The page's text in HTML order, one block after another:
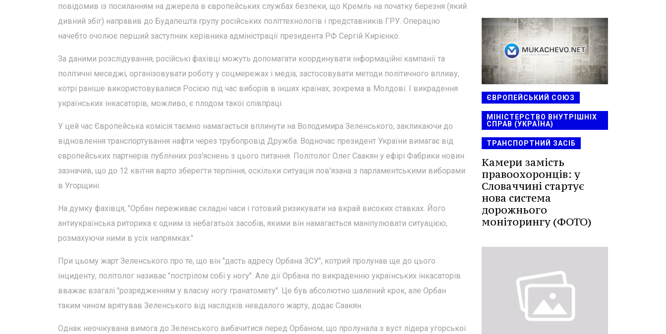
повідомив із посиланням на джерела в європейських службах безпеки, що Кремль на початку березня (який
дивний збіг) направив до Будапешта групу російських політтехнологів і представників ГРУ. Операцію
начебто очолює перший заступник керівника адміністрації президента РФ Сергій Кирієнко.
За даними розслідування, російські фахівці можуть допомагати координувати інформаційні кампанії та
політичні меседжі, організовувати роботу у соцмережах і медіа, застосовувати методи політичного впливу,
котрі раніше використовувалися Росією під час виборів в інших країнах, зокрема в Молдові. І викрадення
українських інкасаторів, можливо, є плодом такої співпраці.
У цей час Європейська комісія таємно намагається вплинути на Володимира Зеленського, закликаючи до
відновлення транспортування нафти через трубопровід Дружба. Водночас президент України вимагає від
європейських партнерів публічних роз'яснень з цього питання. Політолог Олег Саакян у ефірі Фабрики новин
зазначив, що до 12 квітня варто зберегти терпіння, оскільки ситуація пов'язана з парламентськими виборами
в Угорщині.
На думку фахівця, "Орбан переживає складні часи і готовий ризикувати на вкрай високих ставках. Його
антиукраїнська риторика є одним із небагатьох засобів, якими він намагається маніпулювати ситуацією,
розмахуючи ними в усіх напрямках."
При цьому жарт Зеленського про те, що він "дасть адресу Орбана ЗСУ", котрий пролунав ще до цього
інциденту, політолог називає "пострілом собі у ногу". Але дії Орбана по викраденню українських інкасаторів
вважає взагалі "розрядженням у власну ногу гранатомету". Це був абсолютно шалений крок, але Орбан
таким чином врятував Зеленського від наслідків невдалого жарту, додає Саакян.
Однак неочікувана вимога до Зеленського вибачитися перед Орбаном, що пролунала з вуст лідера угорської
ЄВРОПЕЙСЬКИЙ СОЮЗ
МІНІСТЕРСТВО ВНУТРІШНІХ
СПРАВ (УКРАЇНА)
ТРАНСПОРТНИЙ ЗАСІБ
Камери замість
правоохоронців: у
Словаччині стартує
нова система
дорожнього
моніторингу (ФОТО)